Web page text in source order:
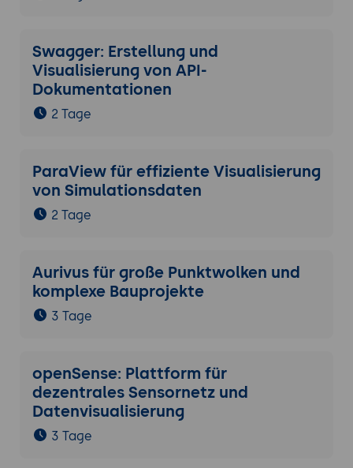
Swagger: Erstellung und
Visualisierung von API-
Dokumentationen
2 Tage
ParaView für effiziente Visualisierung
von Simulationsdaten
2 Tage
Aurivus für große Punktwolken und
komplexe Bauprojekte
3 Tage
openSense: Plattform für
dezentrales Sensornetz und
Datenvisualisierung
3 Tage